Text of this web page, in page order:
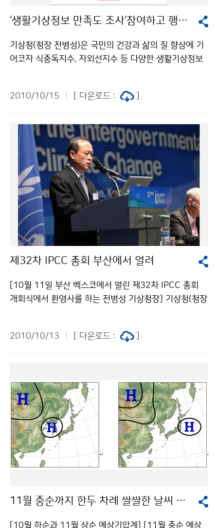
것으로 기대된다. 또한 본 워크숍을 정기적으로 수행함으
로써 국내 위험기상의 탐지에 관한 기상레이더 및 기상조
절 기술개발의 효율성을 증대 시킬 수 있을 것으로 기대된
다. 문의 국립기상연구소 남경엽 02-6712-0469기상청
이(가) 창작한 제11회 기상레이더 워크숍 개최 저작물은
의 식생활 변화를 진단하고 분석했다. 주제 발표에 이은
와 지역 경제에 영향을 미치며, 이를 극복하기 위해 기후
변화 과학정보 활용의 폭을 한 단계 높일 필요가 있다는
기후변화의 의미를 되새기는 공감의 자리를 마련하고, 기
기후변화 과학정보 활용에 대한 이해와 관심을 더욱 심화
시키는 기회가 되었다는 점에서 큰 의미가 있었다. 전주기
상대 송기옥 063-287-6196 기상청 이(가) 창작한 제9
회 기후변화와 미래 포럼 전주에서 열려 저작물은 "공공
누리" 출처표시-상업적이용금지 조건에 따라 이용 할 수
있습니다.
‘생활기상정보 만족도 조사’참여하고 행운도 잡으세요
기상청(청장 전병성)은 국민의 건강과 삶의 질 향상에 기
어코자 식중독지수, 자외선지수 등 다양한 생활기상정보
년 생활기상정보 서비스 만족도 조사를 실시한다. 설문은
할 수 있으며, 설문내용은 생활기상정보 20종에 대한 유
용성, 정확성, 신속성, 체감만족도에 대한 내용이다 당첨
자는 추첨을 통해 1등 1명에 백화점상품권 10만원, 2등
3명에 백화점상품권 5만원, 3등 20명에 문화상품권 1만
원이 주어진다. 당첨자는 2010년 11월 12일에 기상청
홈페이지(www.kma.go.kr) 를 통해 발표한다. 문의 기
상산업정책과 허혜숙 02-2181-0852기상청 이(가) 창
작한 ‘생활기상정보 만족도 조사’참여하고 행운도 잡으세
요 저작물은 "공공누리" 출처표시-상업적이용금지 조건
2010/10/15 [ 다운로드 :
제32차 IPCC 총회 부산에서 열려
[10월 11일 부산 벡스코에서 열린 제32차 IPCC 총회
개회식에서 환영사를 하는 전병성 기상청장] 기상청(청장
mental Panel on Climate Change) 총회가 10월 11
구(WMO) 대표와 이만의 환경부 장관, 한승수 글로벌녹
색성장연구소(GGGI) 이사회 의장, 전병성 기상청장, 허남
식 부산시장, 유엔환경계획(UNEP) 대표, 194개 회원국
정부대표 등 약 400명이 참석했다. 우리나라는 전병성 기
상청장을 수석대표로, 외교통상부(신연성 기후변화대사),
녹색성장위원회, 환경부, 행정안전부, 농림수산식품부, 지
식경제부, 국토해양부 등 9개 기후변화 관계부처 공무원
의장은 개회사를 통해 “한국의 녹색성장을 세계가 큰 기
2010/10/13 [ 다운로드 :
11월 중순까지 한두 차례 쌀쌀한 날씨 있을 듯
[10월 하순과 11월 상순 예상기압계] [11월 중순 예상